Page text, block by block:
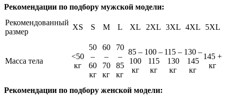
Рекомендации по подбору мужской модели:
Рекомендованный
размер
XS S M L XL 2XL 3XL 4XL 5XL
Масса тела
<50
кг
50
–
60
кг
60
–
70
кг
70
–
85
кг
85 –
100
кг
100 –
115
кг
115 –
130
кг
130 –
145
кг
145 +
кг
Рекомендации по подбору женской модели: